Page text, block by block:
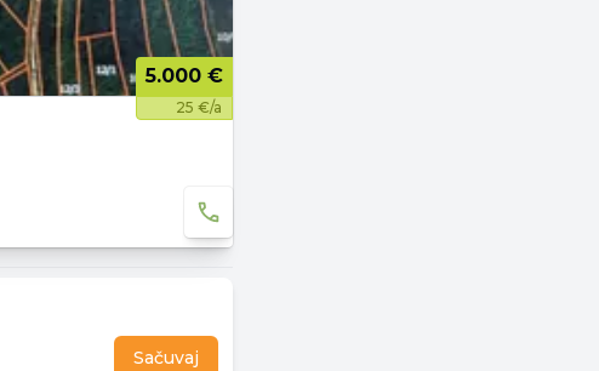
5.000 €
25 €/a
Sačuvaj